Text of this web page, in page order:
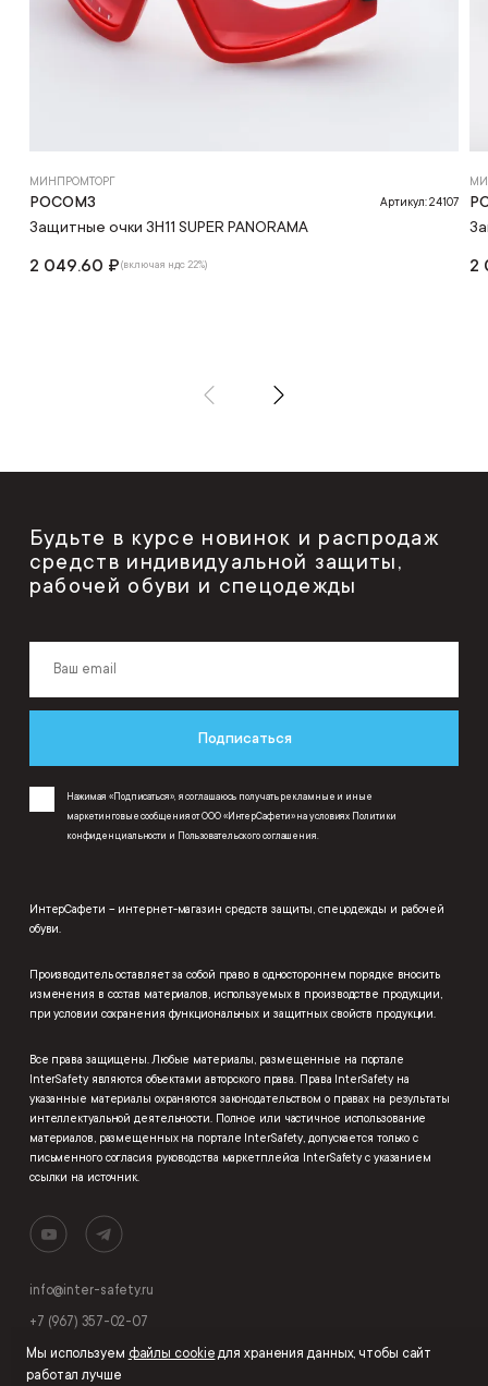
МИНПРОМТОРГ
РОСОМЗ Артикул: 24107
Защитные очки ЗН11 SUPER PANORAMA
2 049.60 ₽(включая ндс 22%) 2
Будьте в курсе новинок и распродаж
средств индивидуальной защиты,
рабочей обуви и спецодежды
Подписаться
Нажимая «Подписаться», я соглашаюсь получать рекламные и иные
маркетинговые сообщения от ООО «ИнтерСафети» на условиях Политики
конфиденциальности и Пользовательского соглашения
ИнтерСафети – интернет-магазин средств защиты, спецодежды и рабочей
обуви.
Производитель оставляет за собой право в одностороннем порядке вносить
изменения в состав материалов, используемых в производстве продукции,
при условии сохранения функциональных и защитных свойств продукции.
Все права защищены. Любые материалы, размещенные на портале
InterSafety являются объектами авторского права. Права InterSafety на
указанные материалы охраняются законодательством о правах на результаты
интеллектуальной деятельности. Полное или частичное использование
материалов, размещенных на портале InterSafety, допускается только с
письменного согласия руководства маркетплейса InterSafety с указанием
ссылки на источник.
info@inter-safety.ru
+7 (967) 357-02-07
Мы используем файлы cookieдля хранения данных, чтобы сайт
работал лучше